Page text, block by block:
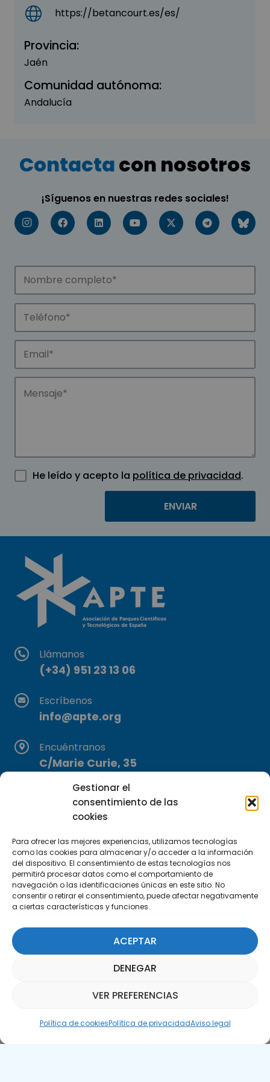
Gestionar el
consentimiento de las
cookies
Para ofrecer las mejores experiencias, utilizamos tecnologías
como las cookies para almacenar y/o acceder a la información
del dispositivo. El consentimiento de estas tecnologías nos
permitirá procesar datos como el comportamiento de
navegación o las identificaciones únicas en este sitio. No
consentir o retirar el consentimiento, puede afectar negativamente
a ciertas características y funciones.
ACEPTAR
DENEGAR
VER PREFERENCIAS
Política de cookiesPolítica de privacidadAviso legal
https://betancourt.es/es/
Provincia:
Jaén
Comunidad autónoma:
Andalucía
Contactacon nosotros
¡Síguenos en nuestras redes sociales!
He leído y acepto la política de privacidad.
Llámanos
(+34) 951 23 13 06
Escríbenos
info@apte.org
Encuéntranos
C/Marie Curie, 35
29590 Campanillas, Málaga
Suscríbete a nuestra Newsletter
SUSCRÍBETE AQUÍ